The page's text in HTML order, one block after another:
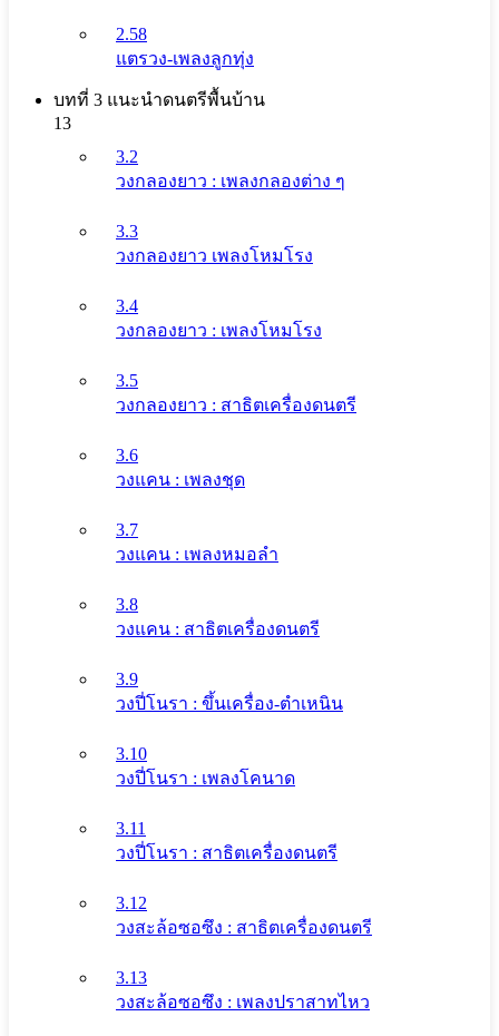
2.58
แตรวง-เพลงลูกทุ่ง
บทที่ 3 แนะนําดนตรีพื้นบ้าน
13
3.2
วงกลองยาว : เพลงกลองต่าง ๆ
3.3
วงกลองยาว เพลงโหมโรง
3.4
วงกลองยาว : เพลงโหมโรง
3.5
วงกลองยาว : สาธิตเครื่องดนตรี
3.6
วงแคน : เพลงชุด
3.7
วงแคน : เพลงหมอลำ
3.8
วงแคน : สาธิตเครื่องดนตรี
3.9
วงปี่โนรา : ขึ้นเครื่อง-ตำเหนิน
3.10
วงปี่โนรา : เพลงโคนาด
3.11
วงปี่โนรา : สาธิตเครื่องดนตรี
3.12
วงสะล้อซอซึง : สาธิตเครื่องดนตรี
3.13
วงสะล้อซอซึง : เพลงปราสาทไหว